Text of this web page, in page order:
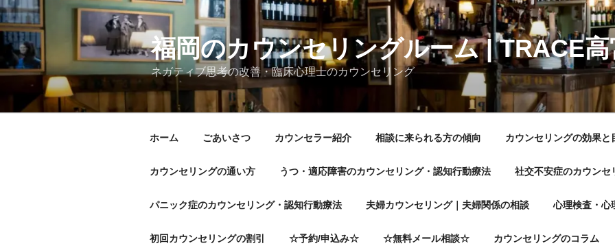
コ
ン
テ
ツ
福岡のカウンセリングルーム | TRACE高
ネガティブ思考の改善・臨床心理士のカウンセリング
ホーム ごあいさつ カウンセラー紹介 相談に来られる方の傾向 カウンセリングの効果と
カウンセリングの通い方 うつ・適応障害のカウンセリング・認知行動療法 社交不安症のカウンセ
パニック症のカウンセリング・認知行動療法 夫婦カウンセリング｜夫婦関係の相談 心理検査・心
初回カウンセリングの割引 ☆予約/申込み☆ ☆無料メール相談☆ カウンセリングのコラム